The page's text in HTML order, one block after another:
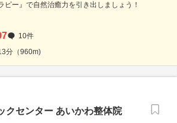
ピー』で自然治癒力を引き出しましょう！
10件
分（960m)
クセンター あいかわ整体院